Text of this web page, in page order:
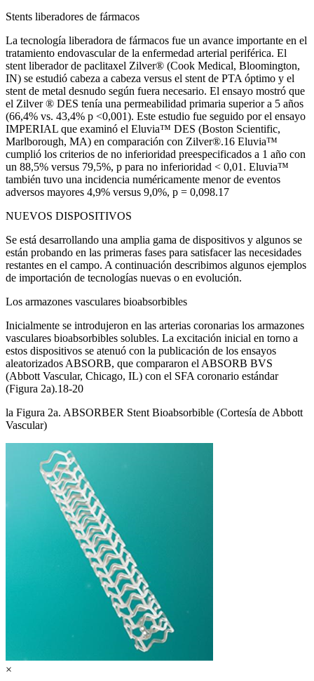
Stents liberadores de fármacos
La tecnología liberadora de fármacos fue un avance importante en el
tratamiento endovascular de la enfermedad arterial periférica. El
stent liberador de paclitaxel Zilver® (Cook Medical, Bloomington,
IN) se estudió cabeza a cabeza versus el stent de PTA óptimo y el
stent de metal desnudo según fuera necesario. El ensayo mostró que
el Zilver ® DES tenía una permeabilidad primaria superior a 5 años
(66,4% vs. 43,4% p <0,001). Este estudio fue seguido por el ensayo
IMPERIAL que examinó el Eluvia™ DES (Boston Scientific,
Marlborough, MA) en comparación con Zilver®.16 Eluvia™
cumplió los criterios de no inferioridad preespecificados a 1 año con
un 88,5% versus 79,5%, p para no inferioridad < 0,01. Eluvia™
también tuvo una incidencia numéricamente menor de eventos
adversos mayores 4,9% versus 9,0%, p = 0,098.17
NUEVOS DISPOSITIVOS
Se está desarrollando una amplia gama de dispositivos y algunos se
están probando en las primeras fases para satisfacer las necesidades
restantes en el campo. A continuación describimos algunos ejemplos
de importación de tecnologías nuevas o en evolución.
Los armazones vasculares bioabsorbibles
Inicialmente se introdujeron en las arterias coronarias los armazones
vasculares bioabsorbibles solubles. La excitación inicial en torno a
estos dispositivos se atenuó con la publicación de los ensayos
aleatorizados ABSORB, que compararon el ABSORB BVS
(Abbott Vascular, Chicago, IL) con el SFA coronario estándar
(Figura 2a).18-20
la Figura 2a. ABSORBER Stent Bioabsorbible (Cortesía de Abbott
Vascular)
×